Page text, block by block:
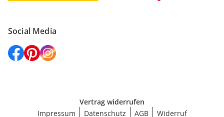
Social Media
Vertrag widerrufen
Impressum
Datenschutz AGB
Widerruf